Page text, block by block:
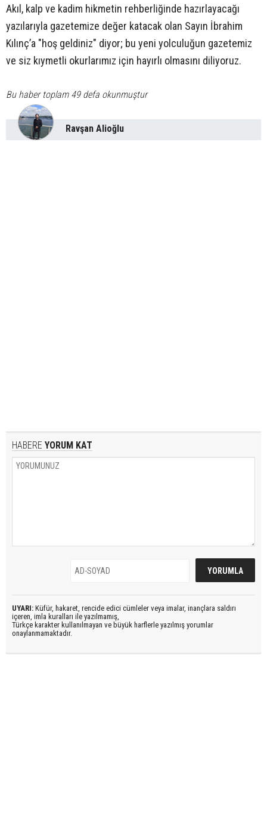
Akıl, kalp ve kadim hikmetin rehberliğinde hazırlayacağı
yazılarıyla gazetemize değer katacak olan Sayın İbrahim
Kılınç’a "hoş geldiniz" diyor; bu yeni yolculuğun gazetemiz
ve siz kıymetli okurlarımız için hayırlı olmasını diliyoruz.
Bu haber toplam 49 defa okunmuştur
Ravşan Alioğlu
HABERE YORUM KAT
UYARI: Küfür, hakaret, rencide edici cümleler veya imalar, inançlara saldırı
içeren, imla kuralları ile yazılmamış,
Türkçe karakter kullanılmayan ve büyük harflerle yazılmış yorumlar
onaylanmamaktadır.